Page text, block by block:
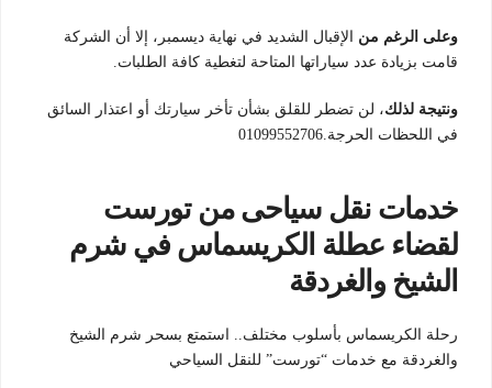
وعلى الرغم من الإقبال الشديد في نهاية ديسمبر، إلا أن الشركة
قامت بزيادة عدد سياراتها المتاحة لتغطية كافة الطلبات.
ونتيجة لذلك، لن تضطر للقلق بشأن تأخر سيارتك أو اعتذار السائق
في اللحظات الحرجة.01099552706
خدمات نقل سياحى من تورست
لقضاء عطلة الكريسماس في شرم
الشيخ والغردقة
رحلة الكريسماس بأسلوب مختلف.. استمتع بسحر شرم الشيخ
والغردقة مع خدمات “تورست” للنقل السياحي